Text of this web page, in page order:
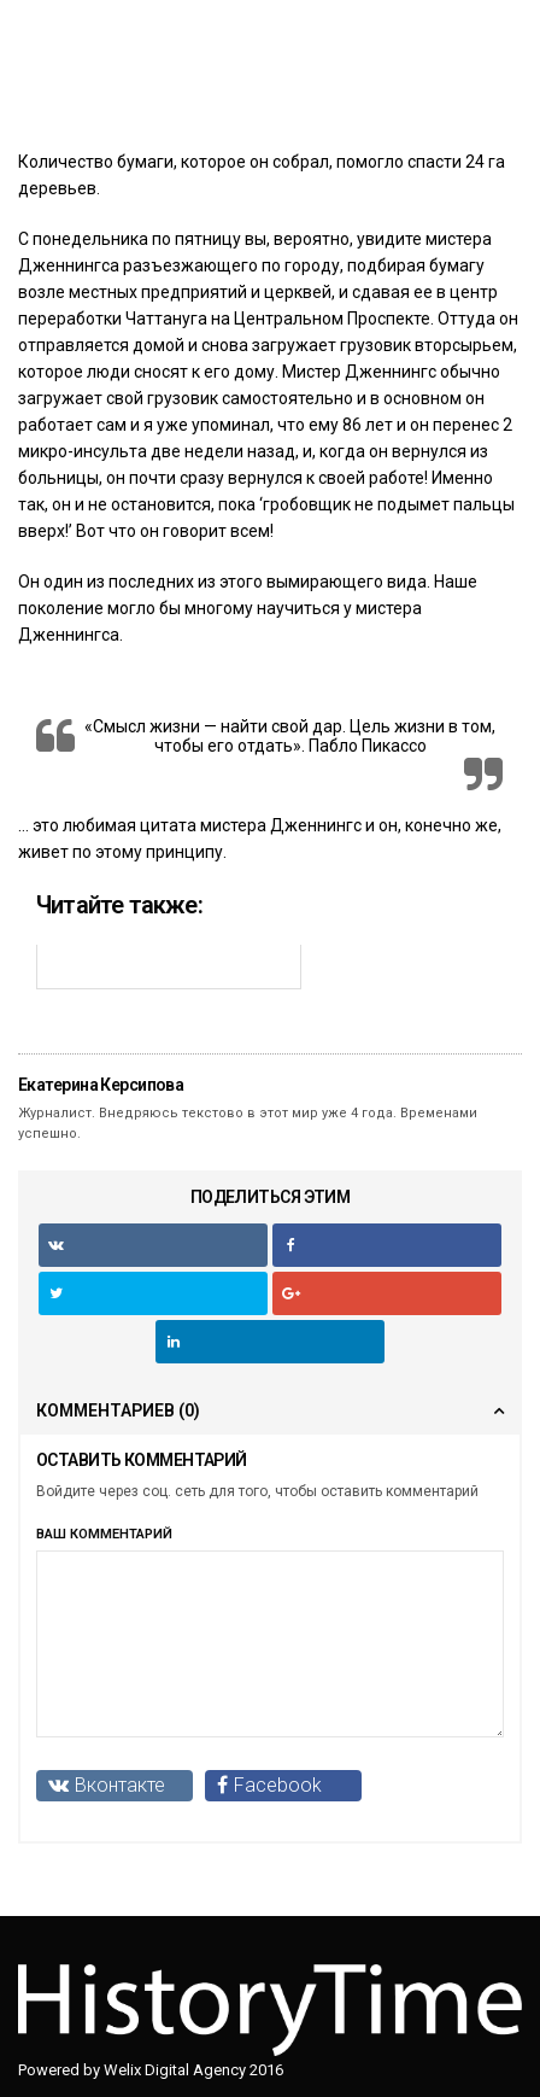
Количество бумаги, которое он собрал, помогло спасти 24 га
деревьев.
С понедельника по пятницу вы, вероятно, увидите мистера
Дженнингса разъезжающего по городу, подбирая бумагу
возле местных предприятий и церквей, и сдавая ее в центр
переработки Чаттануга на Центральном Проспекте. Оттуда он
отправляется домой и снова загружает грузовик вторсырьем,
которое люди сносят к его дому. Мистер Дженнингс обычно
загружает свой грузовик самостоятельно и в основном он
работает сам и я уже упоминал, что ему 86 лет и он перенес 2
микро-инсульта две недели назад, и, когда он вернулся из
больницы, он почти сразу вернулся к своей работе! Именно
так, он и не остановится, пока ‘гробовщик не подымет пальцы
вверх!’ Вот что он говорит всем!
Он один из последних из этого вымирающего вида. Наше
поколение могло бы многому научиться у мистера
Дженнингса.
«Смысл жизни — найти свой дар. Цель жизни в том,
чтобы его отдать». Пабло Пикассо
… это любимая цитата мистера Дженнингс и он, конечно же,
живет по этому принципу.
Читайте также:
Екатерина Керсипова
Журналист. Внедряюсь текстово в этот мир уже 4 года. Временами
успешно.
ПОДЕЛИТЬСЯ ЭТИМ
КОММЕНТАРИЕВ (0)
ОСТАВИТЬ КОММЕНТАРИЙ
Войдите через соц. сеть для того, чтобы оставить комментарий
ВАШ КОММЕНТАРИЙ
Вконтакте Facebook
Powered by Welix Digital Agency 2016